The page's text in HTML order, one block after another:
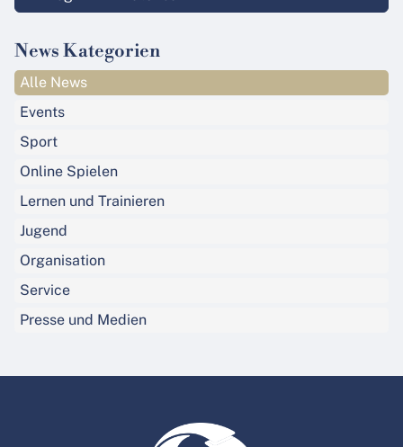
News Kategorien
Alle News
Events
Sport
Online Spielen
Lernen und Trainieren
Jugend
Organisation
Service
Presse und Medien